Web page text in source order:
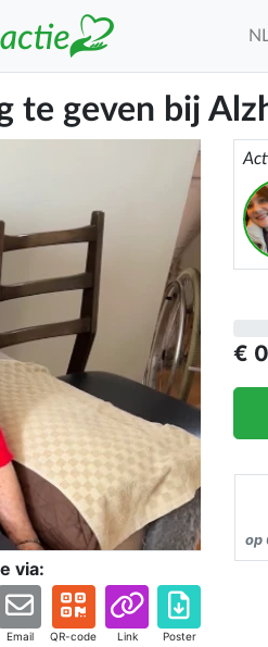
te geven bij
via:
Email QR-code Link Poster
€ 0
op